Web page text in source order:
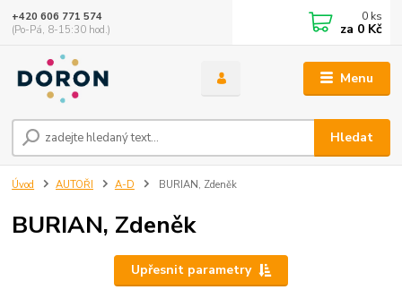
Menu
Hledat
+420 606 771 574
(Po-Pá, 8-15:30 hod.)
0 ks
za 0 Kč
Úvod AUTOŘI A-D BURIAN, Zdeněk
BURIAN, Zdeněk
Upřesnit parametry